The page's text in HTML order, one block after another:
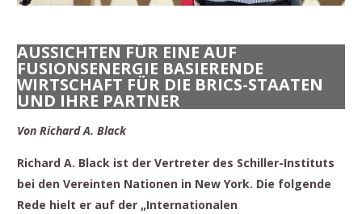
AUSSICHTEN FÜR EINE AUF
FUSIONSENERGIE BASIERENDE
WIRTSCHAFT FÜR DIE BRICS-STAATEN
UND IHRE PARTNER
Von Richard A. Black
Richard A. Black ist der Vertreter des Schiller-Instituts
bei den Vereinten Nationen in New York. Die folgende
Rede hielt er auf der „Internationalen